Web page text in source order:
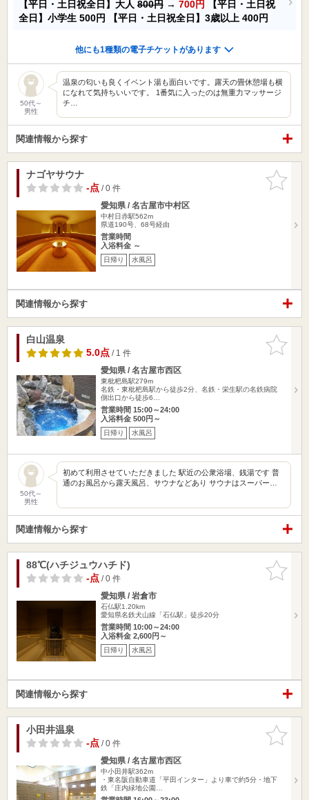
【平日・土日祝全日】大人 800円 → 700円
【平日・土日祝
全日】小学生 500円 【平日・土日祝全日】3歳以上 400円
他にも1種類の電子チケットがあります
50代～
男性
温泉の匂いも良くイベント湯も面白いです。露天の畳休憩場も横
になれて気持ちいいです。 1番気に入ったのは無重力マッサージ
チ…
関連情報から探す
お気に入
りに追加
ナゴヤサウナ
-点/ 0 件
愛知県 / 名古屋市中村区
中村日赤駅562m
県道190号、68号経由
営業時間
入浴料金 ～
日帰り 水風呂
関連情報から探す
お気に入
りに追加
白山温泉
5.0点/ 1 件
愛知県 / 名古屋市西区
東枇杷島駅279m
名鉄・東枇杷島駅から徒歩2分、名鉄・栄生駅の名鉄病院
側出口から徒歩6…
営業時間 15:00～24:00
入浴料金 500円～
日帰り 水風呂
50代～
男性
初めて利用させていただきました 駅近の公衆浴場、銭湯です 普
通のお風呂から露天風呂、サウナなどあり サウナはスーパー…
関連情報から探す
お気に入
りに追加
88℃(ハチジュウハチド)
-点/ 0 件
愛知県 / 岩倉市
石仏駅1.20km
愛知県名鉄犬山線「石仏駅」徒歩20分
営業時間 10:00～24:00
入浴料金 2,600円～
日帰り 水風呂
関連情報から探す
お気に入
りに追加
小田井温泉
-点/ 0 件
愛知県 / 名古屋市西区
中小田井駅362m
・東名阪自動車道「平田インター」より車で約5分・地下
鉄「庄内緑地公園…